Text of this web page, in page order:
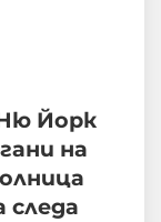
Йорк
на
следа